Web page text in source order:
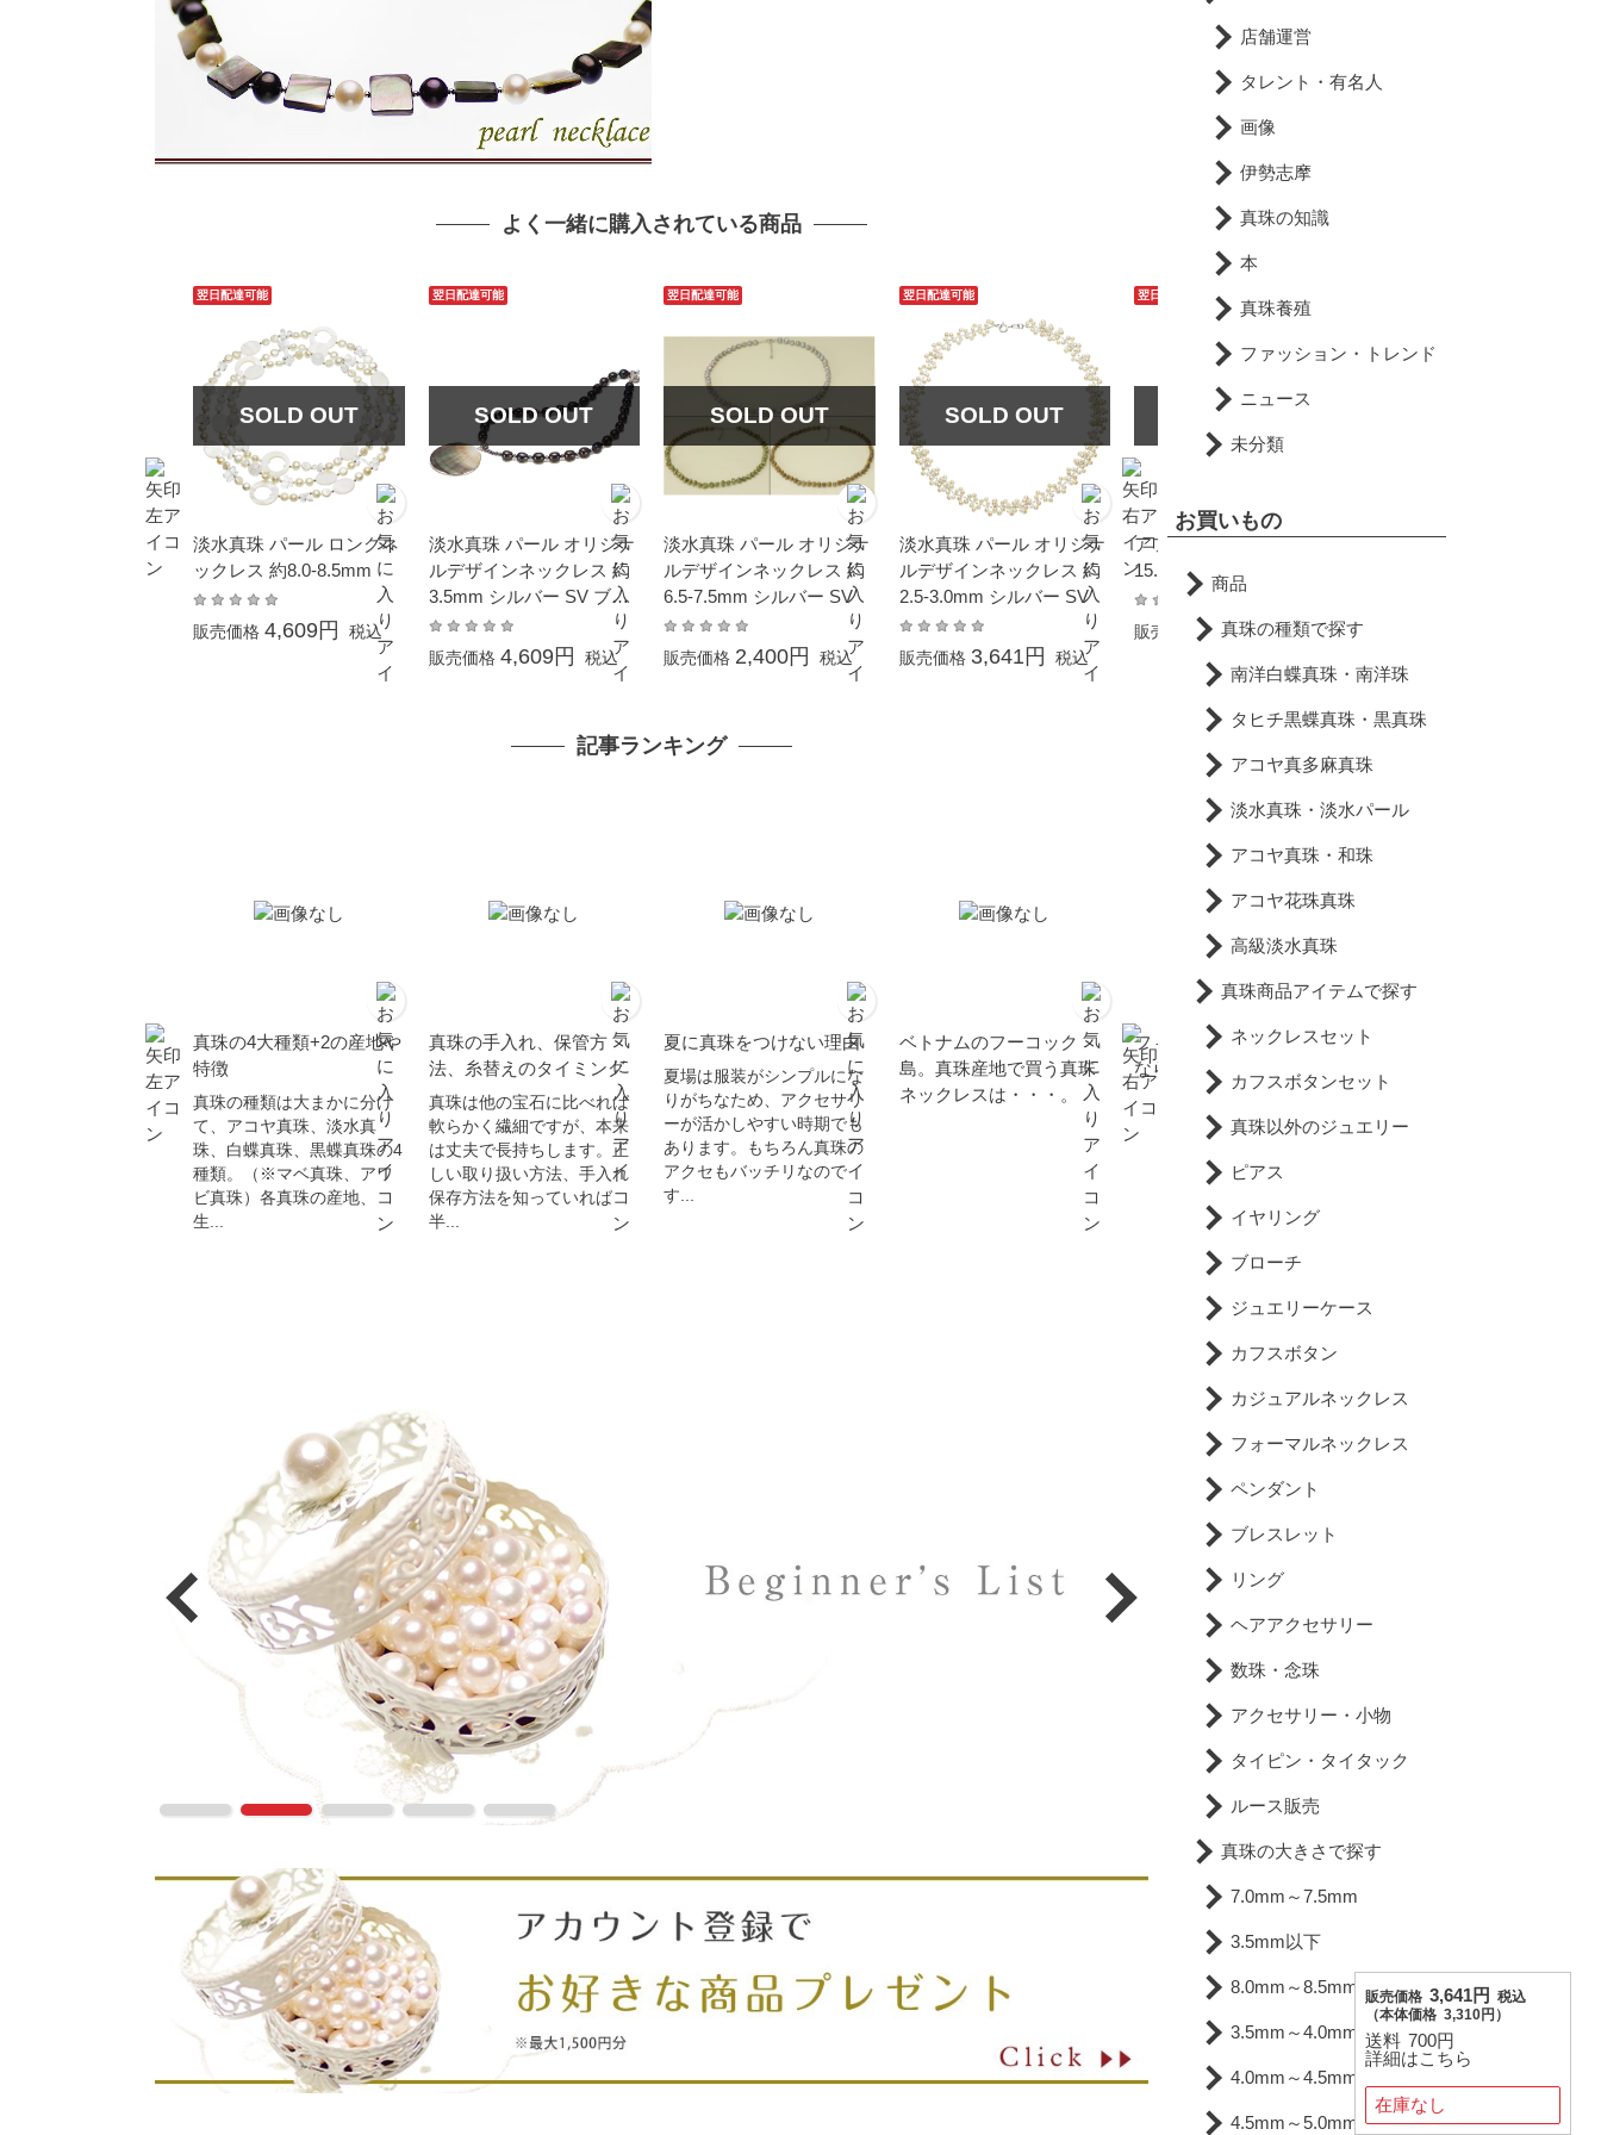
よく一緒に購入されている商品
翌日配達可能
SOLD OUT
淡水真珠 パール ロングネ
ックレス 約8.0-8.5mm
販売価格 4,609円 税込
翌日配達可能
SOLD OUT
淡水真珠 パール オリジナ
ルデザインネックレス 約
3.5mm シルバー SV ブル
ーイッシュブラック染 ポ
テト
販売価格 4,609円 税込
翌日配達可能
SOLD OUT
淡水真珠 パール オリジナ
ルデザインネックレス 約
6.5-7.5mm シルバー SV
販売価格 2,400円 税込
翌日配達可能
SOLD OUT
淡水真珠 パール オリジナ
ルデザインネックレス 約
2.5-3.0mm シルバー SV
販売価格 3,641円 税込
翌日配達可能
SOLD OUT
アフリカサンゴ リング 約
15.0mm シルバー SV
販売価格 4,829円 税込
淡水真珠 パール オリジナ
記事ランキング
真珠の4大種類+2の産地や
特徴
真珠の種類は大まかに分け
て、アコヤ真珠、淡水真
珠、白蝶真珠、黒蝶真珠の4
種類。（※マベ真珠、アワ
ビ真珠）各真珠の産地、
生...
真珠の手入れ、保管方
法、糸替えのタイミング
真珠は他の宝石に比べれば
軟らかく繊細ですが、本来
は丈夫で長持ちします。正
しい取り扱い方法、手入れ
保存方法を知っていれば
半...
夏に真珠をつけない理由
夏場は服装がシンプルにな
りがちなため、アクセサリ
ーが活かしやすい時期でも
あります。もちろん真珠の
アクセもバッチリなので
す...
ベトナムのフーコック
島。真珠産地で買う真珠
ネックレスは・・・。
フィリピンで真珠を買う
ならグリーンヒルズだ！
結婚30年目の真珠婚式に
念日は真珠婚式といわれま
店舗運営
タレント・有名人
画像
伊勢志摩
真珠の知識
本
真珠養殖
ファッション・トレンド
ニュース
未分類
お買いもの
商品
真珠の種類で探す
南洋白蝶真珠・南洋珠
タヒチ黒蝶真珠・黒真珠
アコヤ真多麻真珠
淡水真珠・淡水パール
アコヤ真珠・和珠
アコヤ花珠真珠
高級淡水真珠
真珠商品アイテムで探す
ネックレスセット
カフスボタンセット
真珠以外のジュエリー
ピアス
イヤリング
ブローチ
ジュエリーケース
カフスボタン
カジュアルネックレス
フォーマルネックレス
ペンダント
ブレスレット
リング
ヘアアクセサリー
数珠・念珠
アクセサリー・小物
タイピン・タイタック
ルース販売
真珠の大きさで探す
7.0mm～7.5mm
3.5mm以下
8.0mm～8.5mm
3.5mm～4.0mm
4.0mm～4.5mm
4.5mm～5.0mm
販売価格 3,641円 税込
（本体価格 3,310円）
送料 700円
詳細はこちら
在庫なし